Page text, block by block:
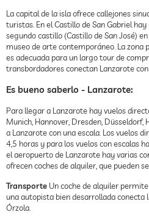
La capital de la isla ofrece callejones
turistas. En el Castillo de San Gabriel
segundo castillo (Castillo de San José)
museo de arte contemporáneo. La zona
es adecuada para un largo tour de
transbordadores conectan Lanzarote
Es bueno saberlo - Lanzarote:
Para llegar a Lanzarote hay vuelos
Munich, Hannover, Dresden,
a Lanzarote con una escala. Los vuelos
4,5 horas y para los vuelos con escalas
el aeropuerto de Lanzarote hay varias
ofrecen coches de alquiler, que pueden
Transporte Un coche de alquiler
una autopista bien desarrollada conecta
Órzola.